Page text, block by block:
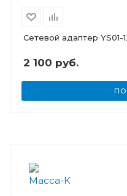
Сетевой адаптер
2 100 руб.